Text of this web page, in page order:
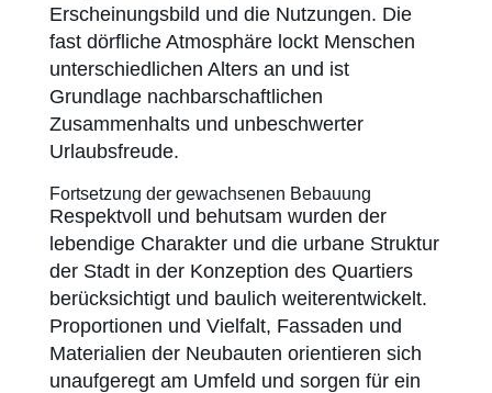
Erscheinungsbild und die Nutzungen. Die
fast dörfliche Atmosphäre lockt Menschen
unterschiedlichen Alters an und ist
Grundlage nachbarschaftlichen
Zusammenhalts und unbeschwerter
Urlaubsfreude.
Fortsetzung der gewachsenen Bebauung
Respektvoll und behutsam wurden der
lebendige Charakter und die urbane Struktur
der Stadt in der Konzeption des Quartiers
berücksichtigt und baulich weiterentwickelt.
Proportionen und Vielfalt, Fassaden und
Materialien der Neubauten orientieren sich
unaufgeregt am Umfeld und sorgen für ein